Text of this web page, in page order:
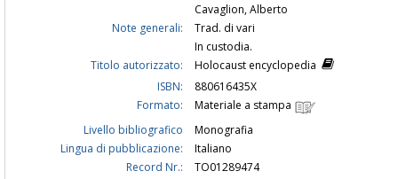
Cavaglion, Alberto
Note generali:
Trad. di vari
In custodia.
Titolo autorizzato:
Holocaust encyclopedia
ISBN:
880616435X
Formato:
Materiale a stampa
Livello bibliografico
Monografia
Lingua di pubblicazione:
Italiano
Record Nr.:
TO01289474